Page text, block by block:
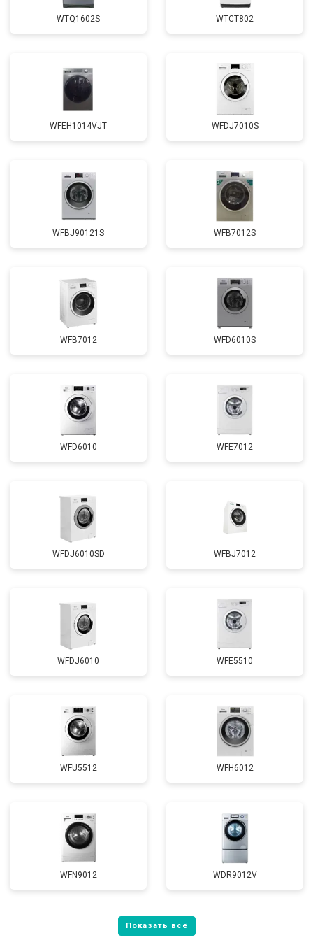
креплений, кнопок)
Замена амортизаторов от 2000 ₽ Заказать
Замена подшипников от 2800 ₽ Заказать
Замена мотора от 3800 ₽ Заказать
температуры
от 2200 ₽ Заказать
Замена ТЭН от 2300 ₽ Заказать
Замена прессостата от 3350 ₽ Заказать
Замена сливного насоса от 3450 ₽
Замена сливного шланга от 2100 ₽ Заказать
Замена УБЛ от 2100 ₽
Замена приводного ремня
WTQ1602S WTCT802
WFEH1014VJT WFDJ7010S
WFBJ90121S WFB7012S
WFB7012 WFD6010S
WFD6010 WFE7012
WFDJ6010SD WFBJ7012
WFDJ6010 WFE5510
WFU5512 WFH6012
WFN9012 WDR9012V